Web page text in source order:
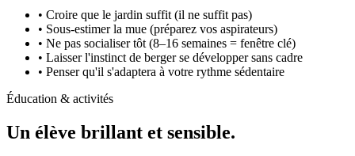
• Croire que le jardin suffit (il ne suffit pas)
• Sous-estimer la mue (préparez vos aspirateurs)
• Ne pas socialiser tôt (8–16 semaines = fenêtre clé)
• Laisser l'instinct de berger se développer sans cadre
• Penser qu'il s'adaptera à votre rythme sédentaire
Éducation & activités
Un élève brillant et sensible.